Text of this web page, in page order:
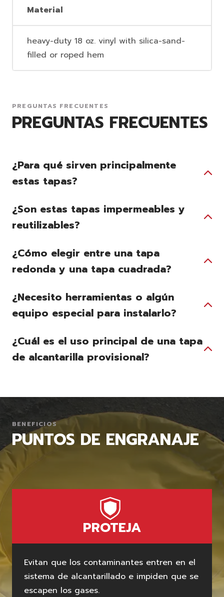
Material
heavy-duty 18 oz. vinyl with silica-sand-
filled or roped hem
PREGUNTAS FRECUENTES
PREGUNTAS FRECUENTES
¿Para qué sirven principalmente
estas tapas?
¿Son estas tapas impermeables y
reutilizables?
¿Cómo elegir entre una tapa
redonda y una tapa cuadrada?
¿Necesito herramientas o algún
equipo especial para instalarlo?
¿Cuál es el uso principal de una tapa
de alcantarilla provisional?
BENEFICIOS
PUNTOS DE ENGRANAJE
PROTEJA
Evitan que los contaminantes entren en el
sistema de alcantarillado e impiden que se
escapen los gases.